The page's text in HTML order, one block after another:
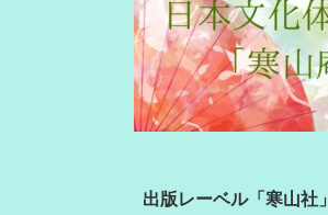
出版レーベル「寒山社」